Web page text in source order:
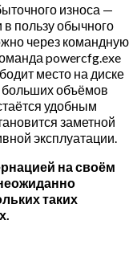
износа —
в пользу обычного
через командную
powercfg.exe
место на диске
больших объёмов
удобным
заметной
эксплуатации.
на своём
таких